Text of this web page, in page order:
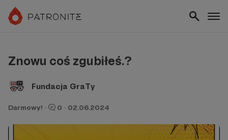
Znowu coś zgubiłeś.?
Fundacja GraTy
Darmowy! · 0 · 02.06.2024